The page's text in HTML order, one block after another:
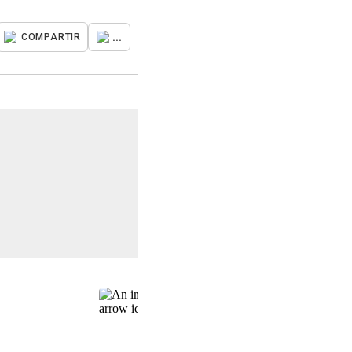
COMPARTIR ...